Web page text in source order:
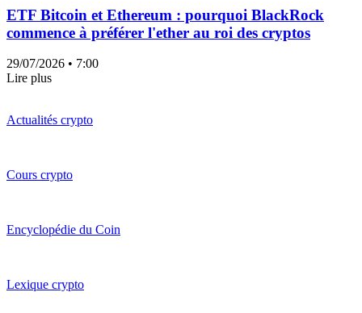
ETF Bitcoin et Ethereum : pourquoi BlackRock
commence à préférer l'ether au roi des cryptos
29/07/2026 • 7:00
Lire plus
Actualités crypto
Cours crypto
Encyclopédie du Coin
Lexique crypto